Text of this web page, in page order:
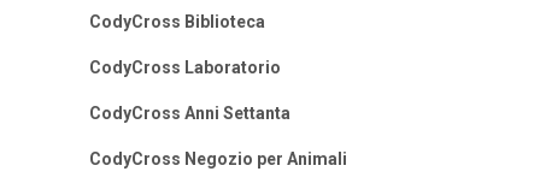
CodyCross Biblioteca
CodyCross Laboratorio
CodyCross Anni Settanta
CodyCross Negozio per Animali